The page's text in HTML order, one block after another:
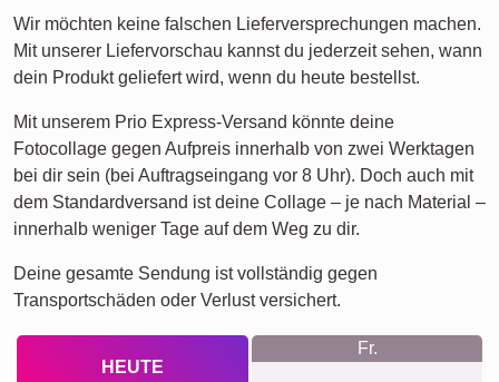
Wir möchten keine falschen Lieferversprechungen machen.
Mit unserer Liefervorschau kannst du jederzeit sehen, wann
dein Produkt geliefert wird, wenn du heute bestellst.
Mit unserem Prio Express-Versand könnte deine
Fotocollage gegen Aufpreis innerhalb von zwei Werktagen
bei dir sein (bei Auftragseingang vor 8 Uhr). Doch auch mit
dem Standardversand ist deine Collage – je nach Material –
innerhalb weniger Tage auf dem Weg zu dir.
Deine gesamte Sendung ist vollständig gegen
Transportschäden oder Verlust versichert.
HEUTE
Fr.